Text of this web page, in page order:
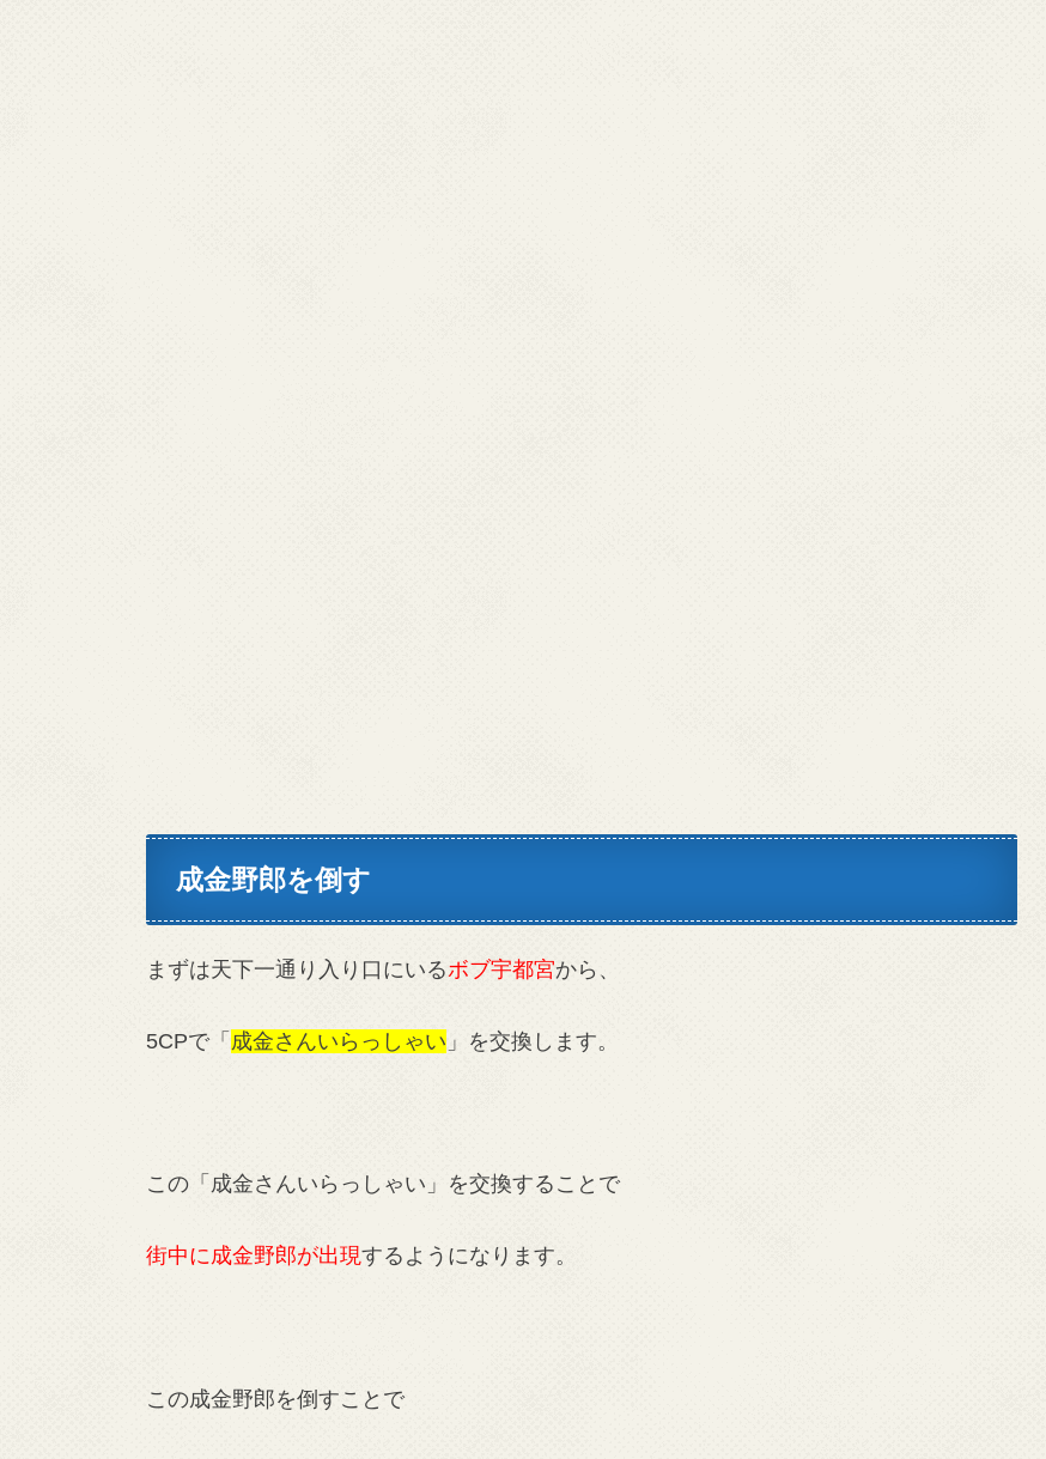
成金野郎を倒す
まずは天下一通り入り口にいるボブ宇都宮から、
5CPで「 成金さんいらっしゃい 」を交換します。
この「成金さんいらっしゃい」を交換することで
街中に成金野郎が出現するようになります。
この成金野郎を倒すことで